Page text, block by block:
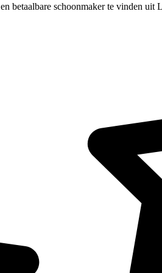
betaalbare schoonmaker te vinden